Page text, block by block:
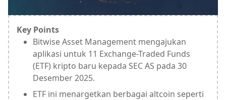
Key Points
Bitwise Asset Management mengajukan
aplikasi untuk 11 Exchange-Traded Funds
(ETF) kripto baru kepada SEC AS pada 30
Desember 2025.
ETF ini menargetkan berbagai altcoin seperti